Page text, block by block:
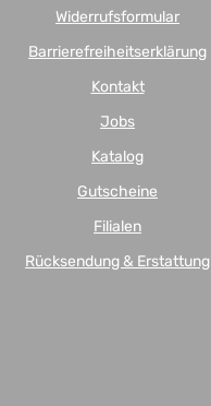
Widerrufsformular
Barrierefreiheitserklärung
Kontakt
Jobs
Katalog
Gutscheine
Filialen
Rücksendung & Erstattung